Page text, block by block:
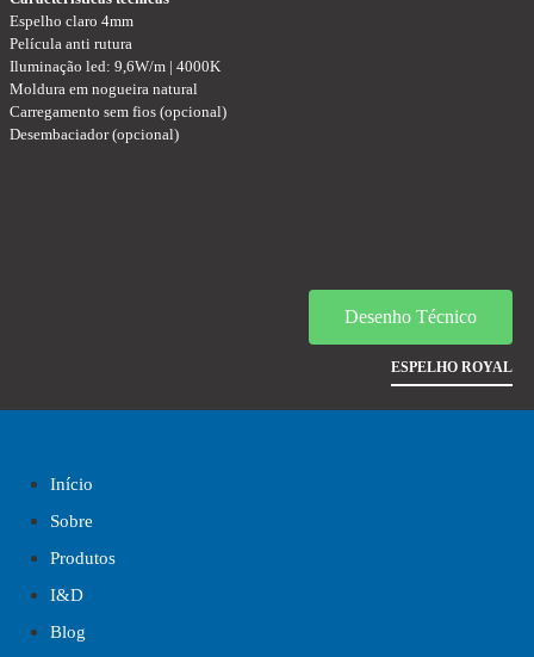
Espelho claro 4mm
Película anti rutura
Iluminação led: 9,6W/m | 4000K
Moldura em nogueira natural
Carregamento sem fios (opcional)
Desembaciador (opcional)
Desenho Técnico
ESPELHO ROYAL
Início
Sobre
Produtos
I&D
Blog